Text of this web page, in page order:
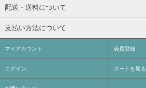
配送・送料について
支払い方法について
マイアカウント 会員登録
ログイン カートを見る